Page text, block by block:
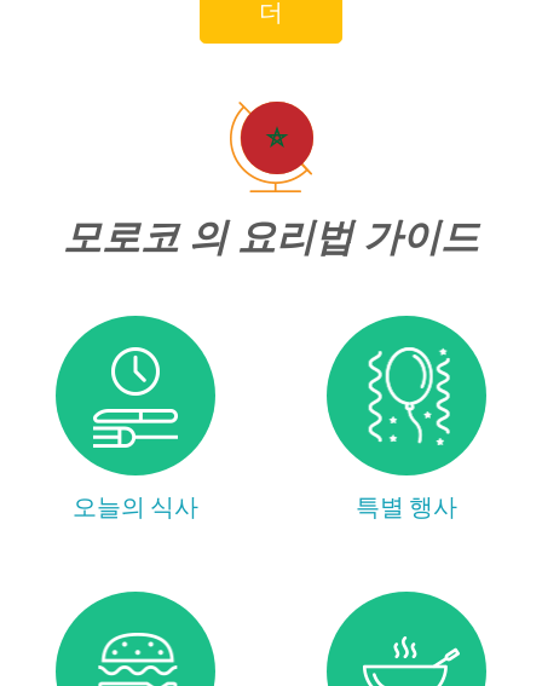
더
모로코 의 요리법 가이드
오늘의 식사 특별 행사